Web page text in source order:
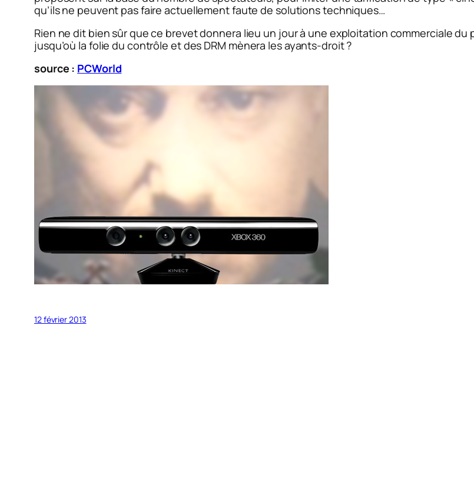
qu’ils ne peuvent pas faire actuellement faute de solutions techniques…
Rien ne dit bien sûr que ce brevet donnera lieu un jour à une exploitation commerciale du
jusqu’où la folie du contrôle et des DRM mènera les ayants-droit ?
source : PCWorld
12 février 2013